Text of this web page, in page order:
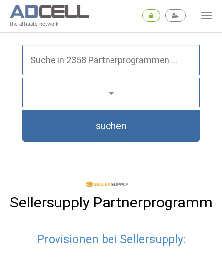
the affiliate network
suchen
Sellersupply Partnerprogramm
Provisionen bei Sellersupply: